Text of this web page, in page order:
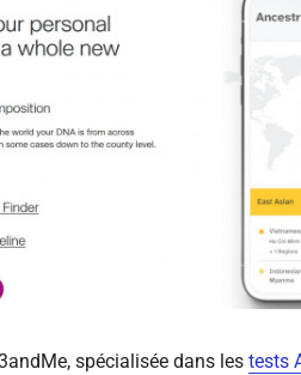
spécialisée dans lestests